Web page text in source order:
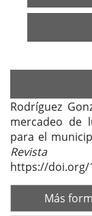
Rodríguez
mercadeo de
para el
Revista
https://doi.org/
Más